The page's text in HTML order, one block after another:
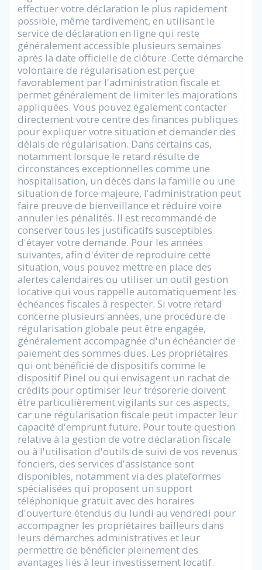
effectuer votre déclaration le plus rapidement
possible, même tardivement, en utilisant le
service de déclaration en ligne qui reste
généralement accessible plusieurs semaines
après la date officielle de clôture. Cette démarche
volontaire de régularisation est perçue
favorablement par l'administration fiscale et
permet généralement de limiter les majorations
appliquées. Vous pouvez également contacter
directement votre centre des finances publiques
pour expliquer votre situation et demander des
délais de régularisation. Dans certains cas,
notamment lorsque le retard résulte de
circonstances exceptionnelles comme une
hospitalisation, un décès dans la famille ou une
situation de force majeure, l'administration peut
faire preuve de bienveillance et réduire voire
annuler les pénalités. Il est recommandé de
conserver tous les justificatifs susceptibles
d'étayer votre demande. Pour les années
suivantes, afin d'éviter de reproduire cette
situation, vous pouvez mettre en place des
alertes calendaires ou utiliser un outil gestion
locative qui vous rappelle automatiquement les
échéances fiscales à respecter. Si votre retard
concerne plusieurs années, une procédure de
régularisation globale peut être engagée,
généralement accompagnée d'un échéancier de
paiement des sommes dues. Les propriétaires
qui ont bénéficié de dispositifs comme le
dispositif Pinel ou qui envisagent un rachat de
crédits pour optimiser leur trésorerie doivent
être particulièrement vigilants sur ces aspects,
car une régularisation fiscale peut impacter leur
capacité d'emprunt future. Pour toute question
relative à la gestion de votre déclaration fiscale
ou à l'utilisation d'outils de suivi de vos revenus
fonciers, des services d'assistance sont
disponibles, notamment via des plateformes
spécialisées qui proposent un support
téléphonique gratuit avec des horaires
d'ouverture étendus du lundi au vendredi pour
accompagner les propriétaires bailleurs dans
leurs démarches administratives et leur
permettre de bénéficier pleinement des
avantages liés à leur investissement locatif.